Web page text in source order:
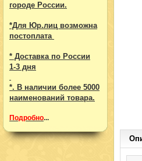
городе России.
*Для Юр.лиц возможна
постоплата
* Доставка по России
1-3 дня
*. В наличии более 5000
наименований товара.
Подробно...